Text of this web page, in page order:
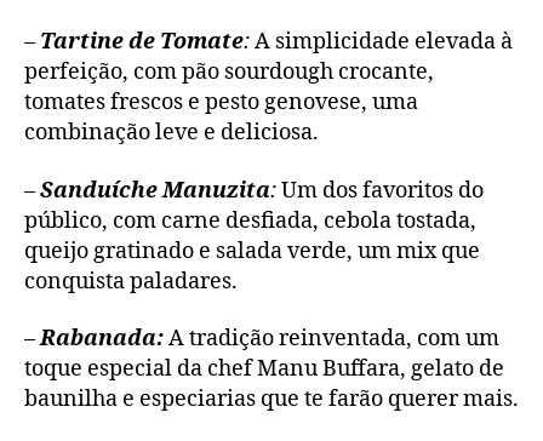
–Tartine de Tomate:A simplicidade elevada à
perfeição, com pão sourdough crocante,
tomates frescos e pesto genovese, uma
combinação leve e deliciosa.
–Sanduíche Manuzita:Um dos favoritos do
público, com carne desfiada, cebola tostada,
queijo gratinado e salada verde, um mix que
conquista paladares.
–Rabanada:A tradição reinventada, com um
toque especial da chef Manu Buffara, gelato de
baunilha e especiarias que te farão querer mais.